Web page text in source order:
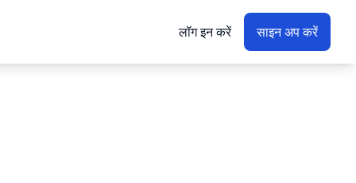
लॉग इन करें साइन अप करें